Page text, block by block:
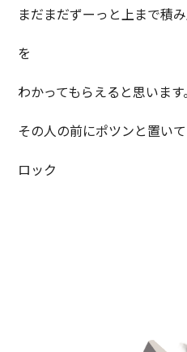
まだまだずーっと上まで積
を
わかってもらえると思います。
その人の前にポツンと置い
ロック